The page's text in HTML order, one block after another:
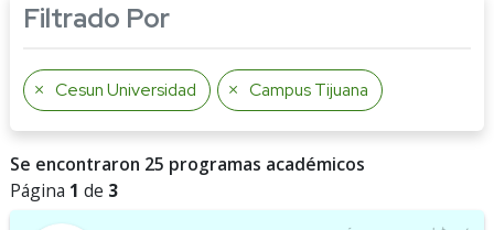
Filtrado Por
Cesun Universidad Campus Tijuana
Se encontraron 25 programas académicos
Página 1 de 3